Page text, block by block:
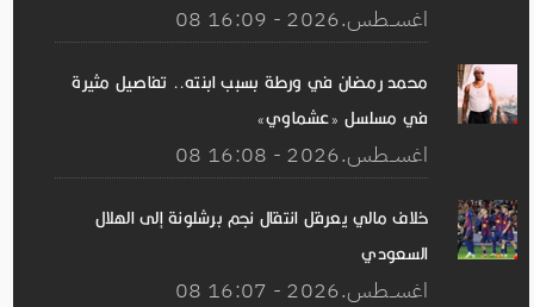
08 اغســطس.2026 - 16:09
محمد رمضان في ورطة بسبب ابنته.. تفاصيل مثيرة
في مسلسل «عشماوي»
08 اغســطس.2026 - 16:08
خلاف مالي يعرقل انتقال نجم برشلونة إلى الهلال
السعودي
08 اغســطس.2026 - 16:07